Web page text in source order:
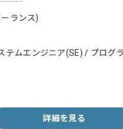
ランス)
テムエンジニア(SE) / プログ
詳細を見る